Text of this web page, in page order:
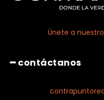
Únete a
━ contáctanos